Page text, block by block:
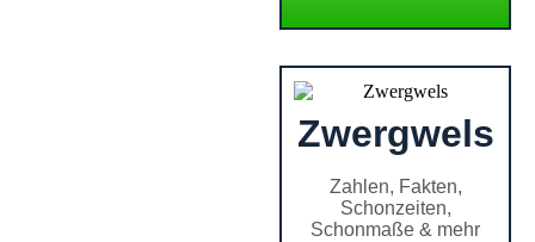
Zwergwels
Zahlen, Fakten,
Schonzeiten,
Schonmaße & mehr